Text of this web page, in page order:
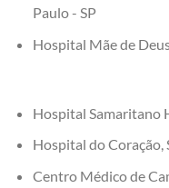
Paulo - SP
Hospital Mãe de
Hospital Samaritano
Hospital do Coração,
Centro Médico de